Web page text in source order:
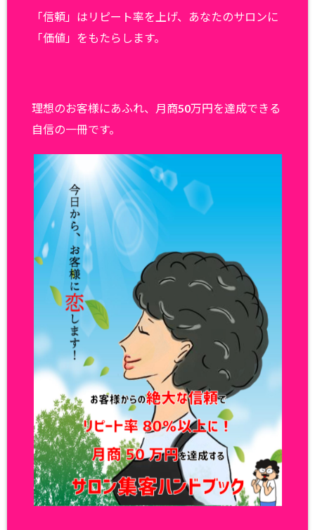
「信頼」はリピート率を上げ、あなたのサロンに
「価値」をもたらします。
理想のお客様にあふれ、月商50万円を達成できる
自信の一冊です。